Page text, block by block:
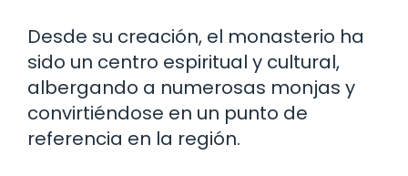
Desde su creación, el monasterio ha
sido un centro espiritual y cultural,
albergando a numerosas monjas y
convirtiéndose en un punto de
referencia en la región.